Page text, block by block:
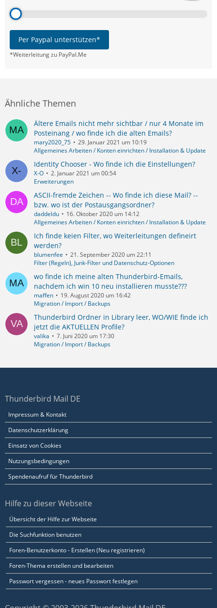
Per Paypal unterstützen*
*Weiterleitung zu PayPal.Me
Ähnliche Themen
Ältere Emails nicht mehr sichtbar / nur 4 Monate im
Posteinang / wo finde ich die alten Emails?
mary2020_75
29. Januar 2021 um 10:19
Allgemeines Arbeiten / Konten einrichten / Installation & Update
Identity Chooser - Wo finde ich die Einstellungen?
X-O
2. Januar 2021 um 00:54
Erweiterungen
ASCII-fremde Zeichen -- Wo finde ich diese Mail? --
bzw. wo ist der Postausgangsordner?
daddeldu
16. Oktober 2020 um 14:12
Allgemeines Arbeiten / Konten einrichten / Installation & Update
Ich finde keien Filter, wo Weiterleitungen defineirt
werden?
blumenfee
21. September 2020 um 22:11
Filter (Regeln), Junk-Filter und Datenschutz-Optionen
wo finde ich meine alten Thunderbird-Emails,
nachdem ich win 10 neu installieren musste???
maffen
19. August 2020 um 16:42
Migration / Import / Backups
Thunderbird Ordner in Library leer, WO/WIE finde ich
jetzt die AKTUELLEN Profile?
valika
7. Juni 2020 um 17:30
Migration / Import / Backups
Thunderbird Mail DE
Impressum & Kontakt
Datenschutzerklärung
Einsatz von Cookies
Nutzungsbedingungen
Spendenaufruf für Thunderbird
Hilfe zu dieser Webseite
Übersicht der Hilfe zur Webseite
Die Suchfunktion benutzen
Foren-Benutzerkonto - Erstellen (Neu registrieren)
Foren-Thema erstellen und bearbeiten
Passwort vergessen - neues Passwort festlegen